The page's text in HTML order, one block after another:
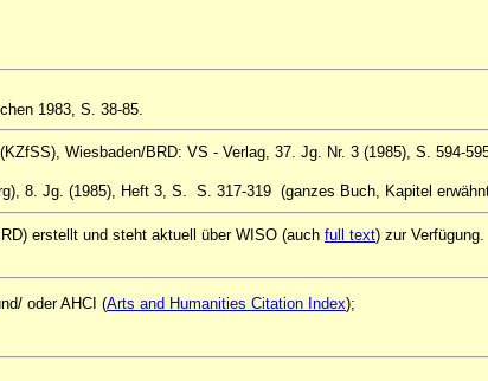
1983, S. 38-85.
(KZfSS), Wiesbaden/BRD: VS - Verlag, 37. Jg. Nr. 3 (1985), S. 594-
8. Jg. (1985), Heft 3, S. S. 317-319 (ganzes Buch, Kapitel
erstellt und steht aktuell über WISO (auch full text) zur Verfügung.
oder AHCI (Arts and Humanities Citation Index);